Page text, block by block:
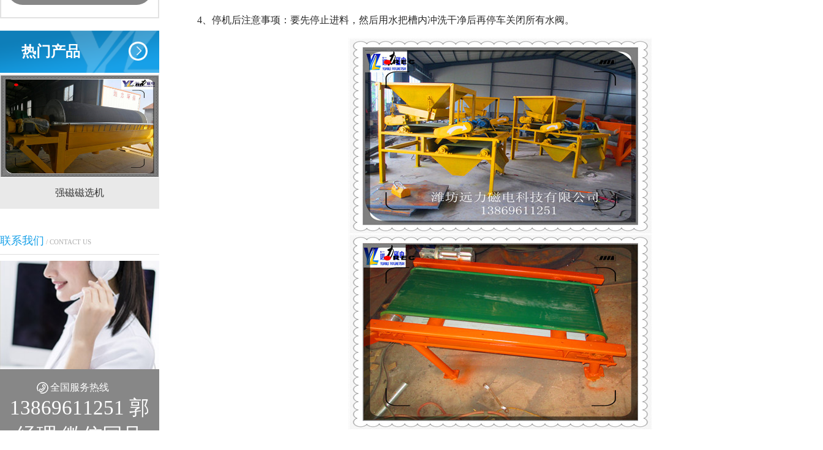
热门产品
强磁磁选机 稀土永磁辊式强磁选机 RCT系列全磁永磁滚筒
联系我们 / CONTACT US
全国服务热线
13869611251 郭
经理 微信同号
4、停机后注意事项：要先停止进料，然后用水把槽内冲洗干净后再停车关闭所有水阀。